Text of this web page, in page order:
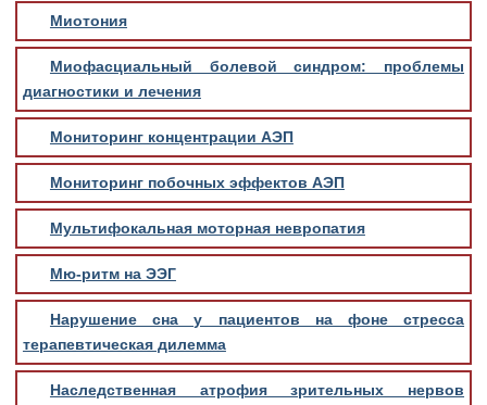
Миотония
Миофасциальный болевой синдром: проблемы
диагностики и лечения
Мониторинг концентрации АЭП
Мониторинг побочных эффектов АЭП
Мультифокальная моторная невропатия
Мю-ритм на ЭЭГ
Нарушение сна у пациентов на фоне стресса
терапевтическая дилемма
Наследственная атрофия зрительных нервов